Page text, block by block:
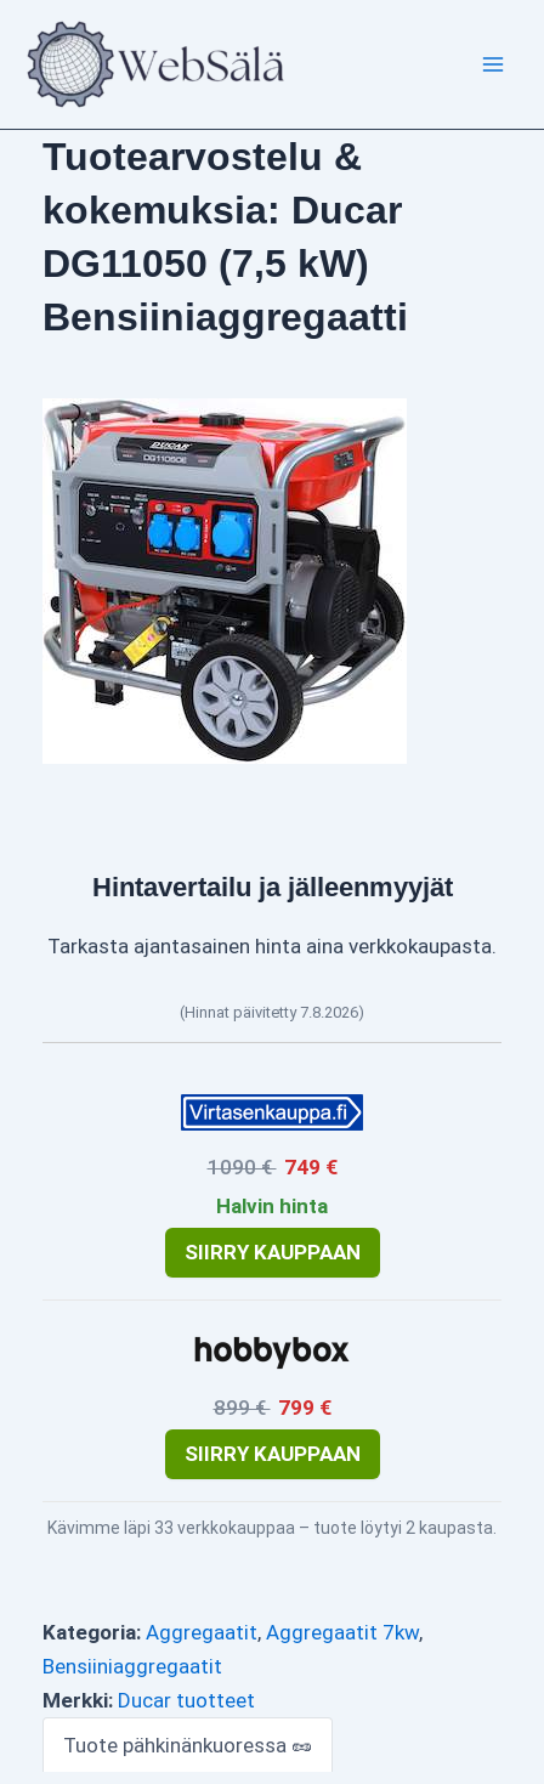
sisältöön
Tuotearvostelu &
kokemuksia: Ducar
DG11050 (7,5 kW)
Bensiiniaggregaatti
Hintavertailu ja jälleenmyyjät
Tarkasta ajantasainen hinta aina verkkokaupasta.
(Hinnat päivitetty 7.8.2026)
1090 € 749 €
Halvin hinta
SIIRRY KAUPPAAN
899 € 799 €
SIIRRY KAUPPAAN
Kävimme läpi 33 verkkokauppaa – tuote löytyi 2 kaupasta.
Kategoria: Aggregaatit, Aggregaatit 7kw,
Bensiiniaggregaatit
Merkki: Ducar tuotteet
Tuote pähkinänkuoressa 🥜